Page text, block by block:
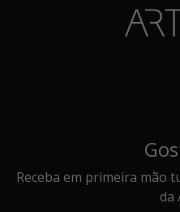
Receba em primeira mão
da